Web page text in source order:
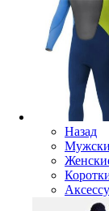
Назад